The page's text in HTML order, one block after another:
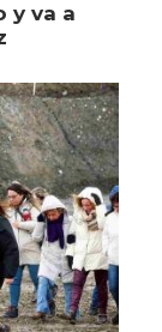
y va a